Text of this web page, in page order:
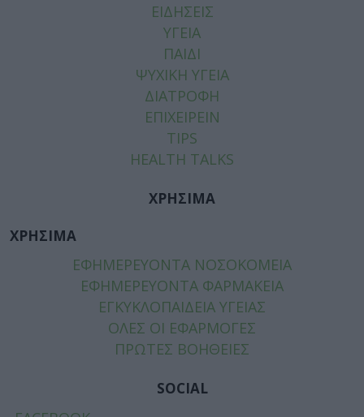
ΕΙΔΗΣΕΙΣ
ΥΓΕΙΑ
ΠΑΙΔΙ
ΨΥΧΙΚΗ ΥΓΕΙΑ
ΔΙΑΤΡΟΦΗ
ΕΠΙΧΕΙΡΕΙΝ
TIPS
HEALTH TALKS
ΧΡΗΣΙΜΑ
ΧΡΗΣΙΜΑ
ΕΦΗΜΕΡΕΥΟΝΤΑ ΝΟΣΟΚΟΜΕΙΑ
ΕΦΗΜΕΡΕΥΟΝΤΑ ΦΑΡΜΑΚΕΙΑ
ΕΓΚΥΚΛΟΠΑΙΔΕΙΑ ΥΓΕΙΑΣ
ΟΛΕΣ ΟΙ ΕΦΑΡΜΟΓΕΣ
ΠΡΩΤΕΣ ΒΟΗΘΕΙΕΣ
SOCIAL